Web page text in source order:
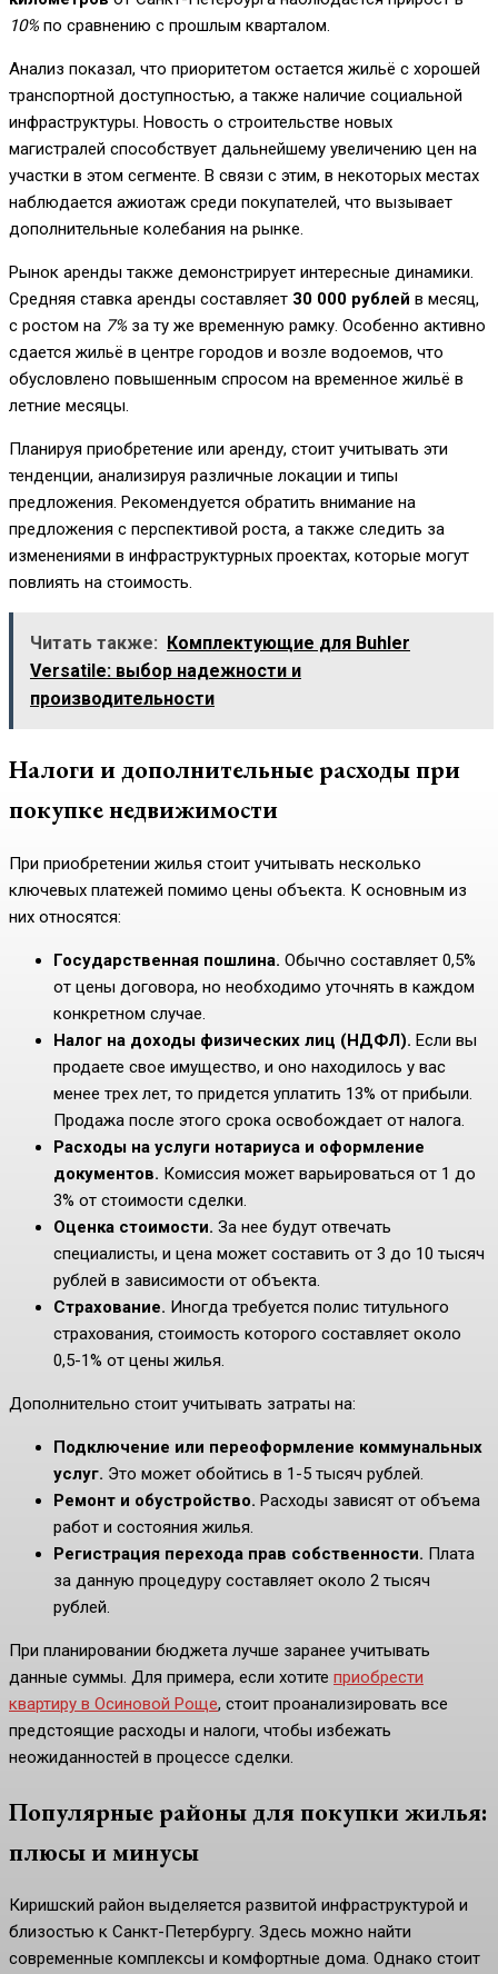
10% по сравнению с прошлым кварталом.
Анализ показал, что приоритетом остается жильё с хорошей
транспортной доступностью, а также наличие социальной
инфраструктуры. Новость о строительстве новых
магистралей способствует дальнейшему увеличению цен на
участки в этом сегменте. В связи с этим, в некоторых местах
наблюдается ажиотаж среди покупателей, что вызывает
дополнительные колебания на рынке.
Рынок аренды также демонстрирует интересные динамики.
Средняя ставка аренды составляет 30 000 рублей в месяц,
с ростом на 7% за ту же временную рамку. Особенно активно
сдается жильё в центре городов и возле водоемов, что
обусловлено повышенным спросом на временное жильё в
летние месяцы.
Планируя приобретение или аренду, стоит учитывать эти
тенденции, анализируя различные локации и типы
предложения. Рекомендуется обратить внимание на
предложения с перспективой роста, а также следить за
изменениями в инфраструктурных проектах, которые могут
повлиять на стоимость.
Читать также: Комплектующие для Buhler
Versatile: выбор надежности и
производительности
Налоги и дополнительные расходы при
покупке недвижимости
При приобретении жилья стоит учитывать несколько
ключевых платежей помимо цены объекта. К основным из
них относятся:
Государственная пошлина. Обычно составляет 0,5%
от цены договора, но необходимо уточнять в каждом
конкретном случае.
Налог на доходы физических лиц (НДФЛ). Если вы
продаете свое имущество, и оно находилось у вас
менее трех лет, то придется уплатить 13% от прибыли.
Продажа после этого срока освобождает от налога.
Расходы на услуги нотариуса и оформление
документов. Комиссия может варьироваться от 1 до
3% от стоимости сделки.
Оценка стоимости. За нее будут отвечать
специалисты, и цена может составить от 3 до 10 тысяч
рублей в зависимости от объекта.
Страхование. Иногда требуется полис титульного
страхования, стоимость которого составляет около
0,5-1% от цены жилья.
Дополнительно стоит учитывать затраты на:
Подключение или переоформление коммунальных
услуг. Это может обойтись в 1-5 тысяч рублей.
Ремонт и обустройство. Расходы зависят от объема
работ и состояния жилья.
Регистрация перехода прав собственности. Плата
за данную процедуру составляет около 2 тысяч
рублей.
При планировании бюджета лучше заранее учитывать
данные суммы. Для примера, если хотите приобрести
квартиру в Осиновой Роще, стоит проанализировать все
предстоящие расходы и налоги, чтобы избежать
неожиданностей в процессе сделки.
Популярные районы для покупки жилья:
плюсы и минусы
Киришский район выделяется развитой инфраструктурой и
близостью к Санкт-Петербургу. Здесь можно найти
современные комплексы и комфортные дома. Однако стоит